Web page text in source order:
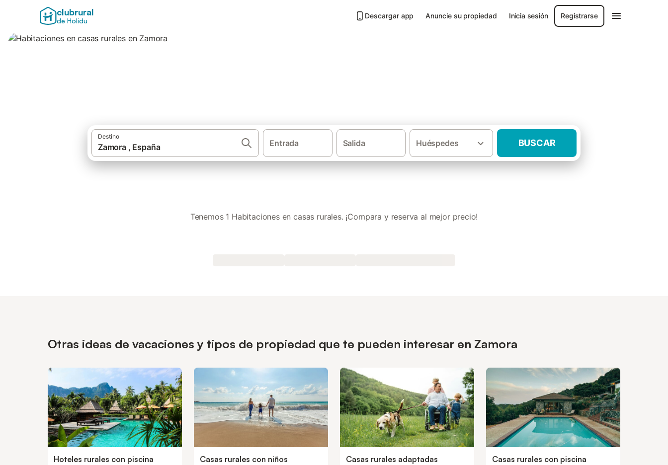
clubrural
de Holidu
Descargar app Anuncie su propiedad Inicia sesión Registrarse
Destino
Entrada Salida Huéspedes BUSCAR
Tenemos 1 Habitaciones en casas rurales. ¡Compara y reserva al mejor precio!
Otras ideas de vacaciones y tipos de propiedad que te pueden interesar en Zamora
Hoteles rurales con piscina Casas rurales con niños Casas rurales adaptadas Casas rurales con piscina